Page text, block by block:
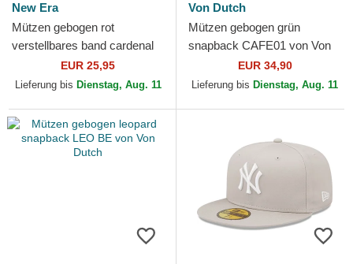
New Era
Mützen gebogen rot
verstellbares band cardenal
9FORTY Essential der New
York Yankees MLB von New
EUR 25,95
Lieferung bis Dienstag, Aug. 11
Von Dutch
Mützen gebogen grün
snapback CAFE01 von Von
EUR 34,90
Lieferung bis Dienstag, Aug. 11